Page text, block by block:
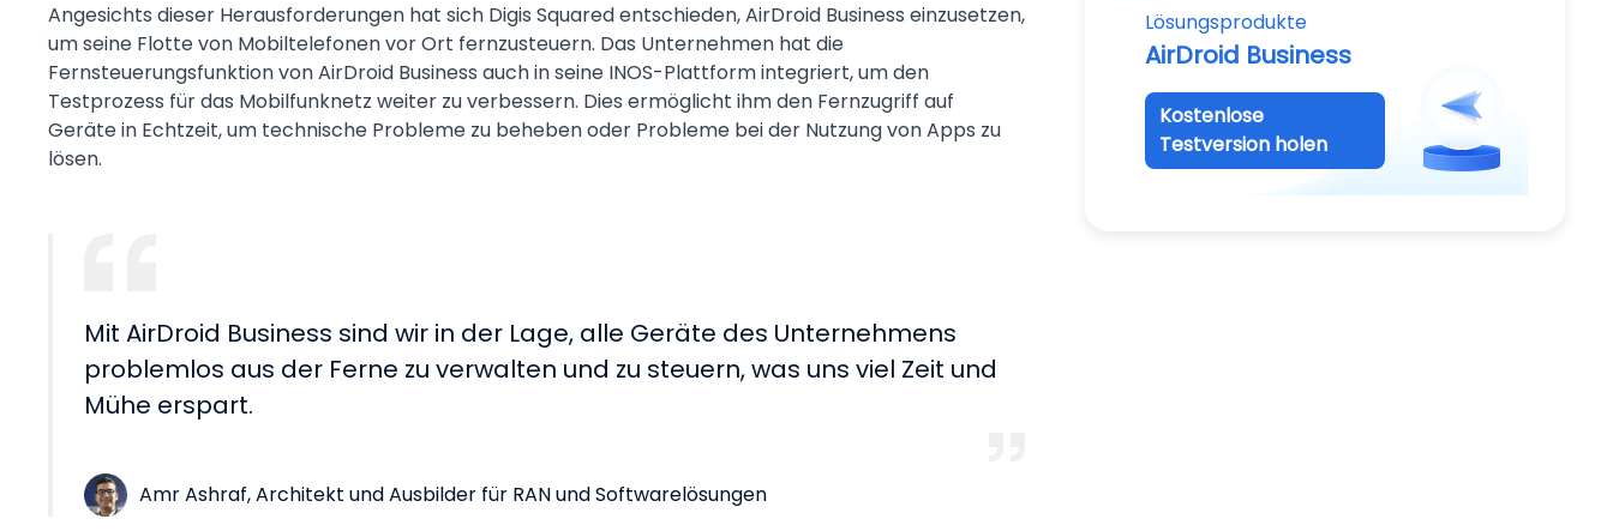
Angesichts dieser Herausforderungen hat sich Digis Squared entschieden, AirDroid Business einzusetzen,
um seine Flotte von Mobiltelefonen vor Ort fernzusteuern. Das Unternehmen hat die
Fernsteuerungsfunktion von AirDroid Business auch in seine INOS-Plattform integriert, um den
Testprozess für das Mobilfunknetz weiter zu verbessern. Dies ermöglicht ihm den Fernzugriff auf
Geräte in Echtzeit, um technische Probleme zu beheben oder Probleme bei der Nutzung von Apps zu
lösen.
Mit AirDroid Business sind wir in der Lage, alle Geräte des Unternehmens
problemlos aus der Ferne zu verwalten und zu steuern, was uns viel Zeit und
Mühe erspart.
Amr Ashraf, Architekt und Ausbilder für RAN und Softwarelösungen
Lösungsprodukte
AirDroid Business
Kostenlose
Testversion holen